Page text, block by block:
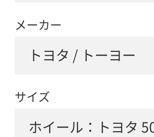
メーカー
トヨタ / トーヨー
サイズ
ホイール：トヨタ